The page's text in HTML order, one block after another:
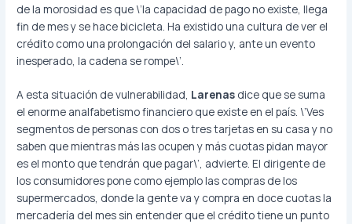
de la morosidad es que \’la capacidad de pago no existe, llega
fin de mes y se hace bicicleta. Ha existido una cultura de ver el
crédito como una prolongación del salario y, ante un evento
inesperado, la cadena se rompe\’.
A esta situación de vulnerabilidad, Larenas dice que se suma
el enorme analfabetismo financiero que existe en el país. \’Ves
segmentos de personas con dos o tres tarjetas en su casa y no
saben que mientras más las ocupen y más cuotas pidan mayor
es el monto que tendrán que pagar\’, advierte. El dirigente de
los consumidores pone como ejemplo las compras de los
supermercados, donde la gente va y compra en doce cuotas la
mercadería del mes sin entender que el crédito tiene un punto